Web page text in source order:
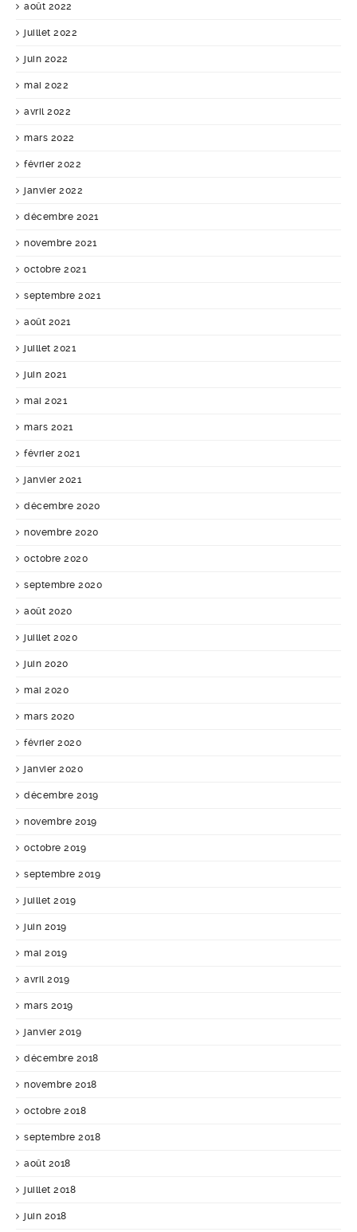
août 2022
juillet 2022
juin 2022
mai 2022
avril 2022
mars 2022
février 2022
janvier 2022
décembre 2021
novembre 2021
octobre 2021
septembre 2021
août 2021
juillet 2021
juin 2021
mai 2021
mars 2021
février 2021
janvier 2021
décembre 2020
novembre 2020
octobre 2020
septembre 2020
août 2020
juillet 2020
juin 2020
mai 2020
mars 2020
février 2020
janvier 2020
décembre 2019
novembre 2019
octobre 2019
septembre 2019
juillet 2019
juin 2019
mai 2019
avril 2019
mars 2019
janvier 2019
décembre 2018
novembre 2018
octobre 2018
septembre 2018
août 2018
juillet 2018
juin 2018